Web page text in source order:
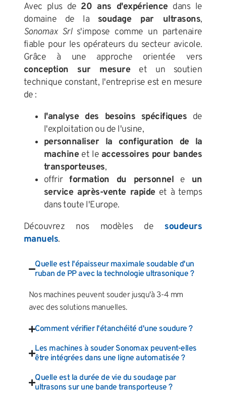
Avec plus de 20 ans d'expériencedans le
domaine de la soudage par ultrasons,
Sonomax Srls'impose comme un partenaire
fiable pour les opérateurs du secteur avicole.
Grâce à une approche orientée vers
conception sur mesureet un soutien
technique constant, l'entreprise est en mesure
de :
l'analyse des besoins spécifiques de
l'exploitation ou de l'usine,
personnaliser la configuration de la
machineet le accessoires pour bandes
transporteuses,
offrirformation du personnel e un
service après-vente rapideet à temps
dans toute l'Europe.
Découvrez nos modèles de soudeurs
manuels.
Quelle est l'épaisseur maximale soudable d'un
ruban de PP avec la technologie ultrasonique ?
Nos machines peuvent souder jusqu'à 3-4 mm
avec des solutions manuelles.
Comment vérifier l'étanchéité d'une soudure ?
Les machines à souder Sonomax peuvent-elles
être intégrées dans une ligne automatisée ?
Quelle est la durée de vie du soudage par
ultrasons sur une bande transporteuse ?